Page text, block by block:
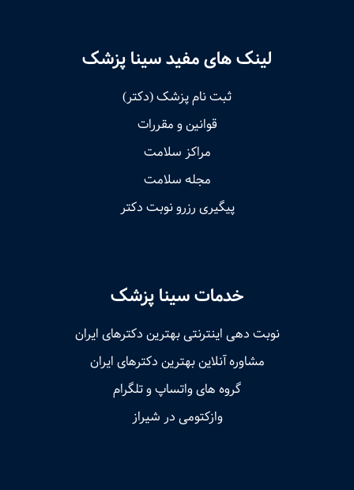
لینک های مفید سینا پزشک
ثبت نام پزشک (دکتر)
قوانین و مقررات
مراکز سلامت
مجله سلامت
پیگیری رزرو نوبت دکتر
خدمات سینا پزشک
نوبت‌ دهی اینترنتی بهترین دکترهای ایران
مشاوره آنلاین بهترین دکترهای ایران
گروه های واتساپ و تلگرام
وازکتومی در شیراز